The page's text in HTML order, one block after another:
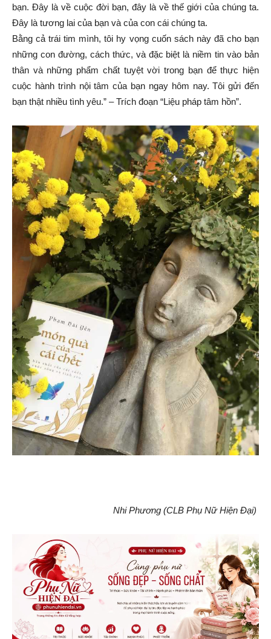
bạn. Đây là về cuộc đời bạn, đây là về thế giới của chúng ta.
Đây là tương lai của bạn và của con cái chúng ta.
Bằng cả trái tim mình, tôi hy vọng cuốn sách này đã cho bạn
những con đường, cách thức, và đặc biệt là niềm tin vào bản
thân và những phẩm chất tuyệt vời trong bạn để thực hiện
cuộc hành trình nội tâm của bạn ngay hôm nay. Tôi gửi đến
bạn thật nhiều tình yêu.” – Trích đoạn “Liệu pháp tâm hồn”.
Nhi Phương (CLB Phụ Nữ Hiện Đại)